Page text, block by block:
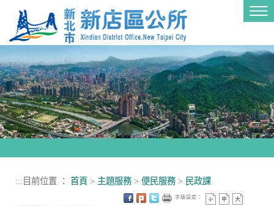
::: 目前位置 ： 首頁 > 主題服務 > 便民服務 > 民政課
字級設定：